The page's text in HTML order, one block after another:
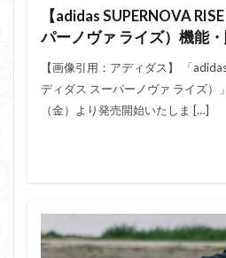
【adidas SUPERNOVA
パーノヴァ ライズ）機能・
【画像引用：アディダス】 「
ディダス スーパーノヴァ ライズ）
（金）より発売開始いたしま […]